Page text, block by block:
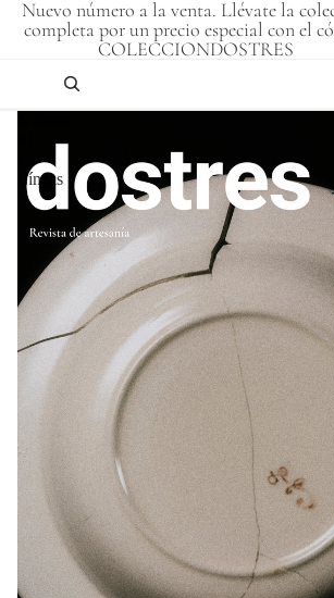
Nuevo número a la venta. Llévate la
completa por un precio especial con el
COLECCIONDOSTRES
Líneas